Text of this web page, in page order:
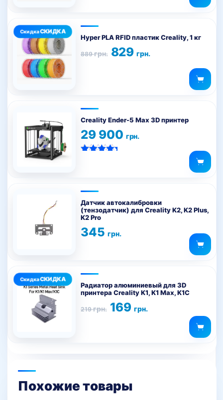
Hyper PLA RFID пластик Creality, 1 кг
889грн.
Первоначальная
цена
829грн.
Текущая
цена:
Этот
товар
имеет
несколько
вариаций.
странице
товара.
Creality Ender-5 Max 3D принтер
29 900 грн.
Датчик автокалибровки
(тензодатчик) для Creality K2, K2 Plus,
K2 Pro
345 грн.
Радиатор алюминиевый для 3D
принтера Creality K1, K1 Max, K1C
219грн.
Первоначальная
цена
169грн.
Текущая
цена:
Похожие товары